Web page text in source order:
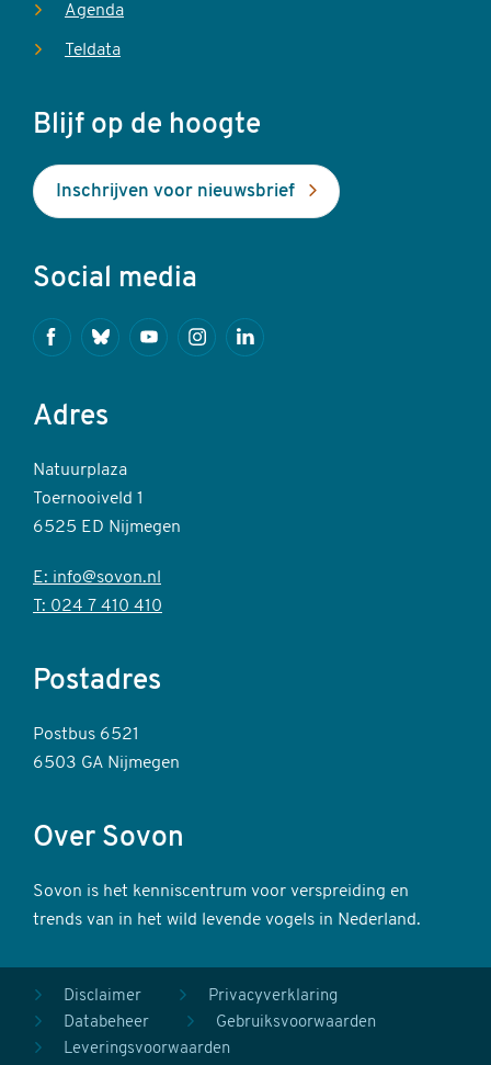
Agenda
Teldata
Blijf op de hoogte
Inschrijven voor nieuwsbrief
Social media
FacebookBlueskyYoutubeInstagramLinkedin
Adres
Natuurplaza
Toernooiveld 1
6525 ED Nijmegen
E: info@sovon.nl
T: 024 7 410 410
Postadres
Postbus 6521
6503 GA Nijmegen
Over Sovon
Sovon is het kenniscentrum voor verspreiding en
trends van in het wild levende vogels in Nederland.
Voet
secundair
Disclaimer
Privacyverklaring
Databeheer
Gebruiksvoorwaarden
Leveringsvoorwaarden